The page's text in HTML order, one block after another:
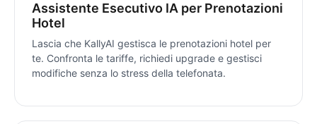
Assistente Esecutivo IA per Prenotazioni
Hotel
Lascia che KallyAI gestisca le prenotazioni hotel per
te. Confronta le tariffe, richiedi upgrade e gestisci
modifiche senza lo stress della telefonata.